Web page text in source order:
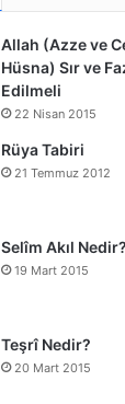
Allah (Azze ve
Hüsna) Sır ve
Edilmeli
22 Nisan 2015
Rüya Tabiri
21 Temmuz 2012
Selîm Akıl Nedir?
19 Mart 2015
Teşrî Nedir?
20 Mart 2015